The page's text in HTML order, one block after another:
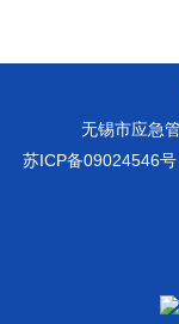
无锡市应急
苏ICP备09024546号